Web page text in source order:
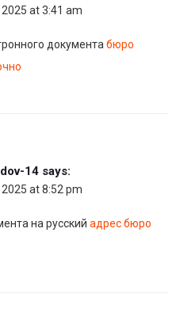
at 3:41 am
документа бюро
14 says:
at 8:52 pm
на русский адрес бюро